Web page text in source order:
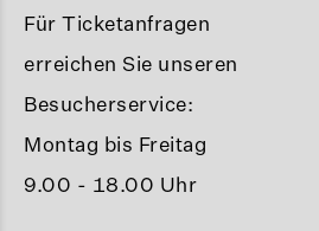
Für Ticketanfragen
erreichen Sie unseren
Besucherservice:
Montag bis Freitag
9.00 - 18.00 Uhr